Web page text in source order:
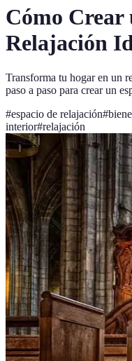
Cómo Crear
Relajación
Transforma tu hogar en un
paso a paso para crear un
#espacio de relajación#
interior#relajación